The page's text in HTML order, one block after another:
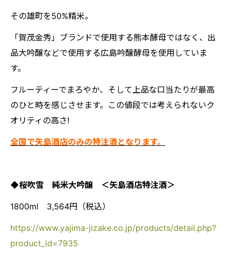
その雄町を50%精米。
「賀茂金秀」ブランドで使用する熊本酵母ではなく、出
品大吟醸などで使用する広島吟醸酵母を使用していま
す。
フルーティーでまろやか、そして上品な口当たりが最高
のひと時を感じさせます。この値段では考えられないク
オリティの高さ!
全国で矢島酒店のみの特注酒となります。
◆桜吹雪 純米大吟醸 ＜矢島酒店特注酒＞
1800ml 3,564円（税込）
https://www.yajima-jizake.co.jp/products/detail.php?
product_id=7935